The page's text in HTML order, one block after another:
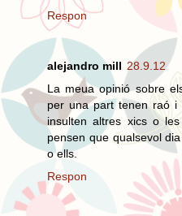
Respon
alejandro mill 28.9.12
La meua opinió sobre
per una part tenen raó i
insulten altres xics o
pensen que qualsevol
o ells.
Respon